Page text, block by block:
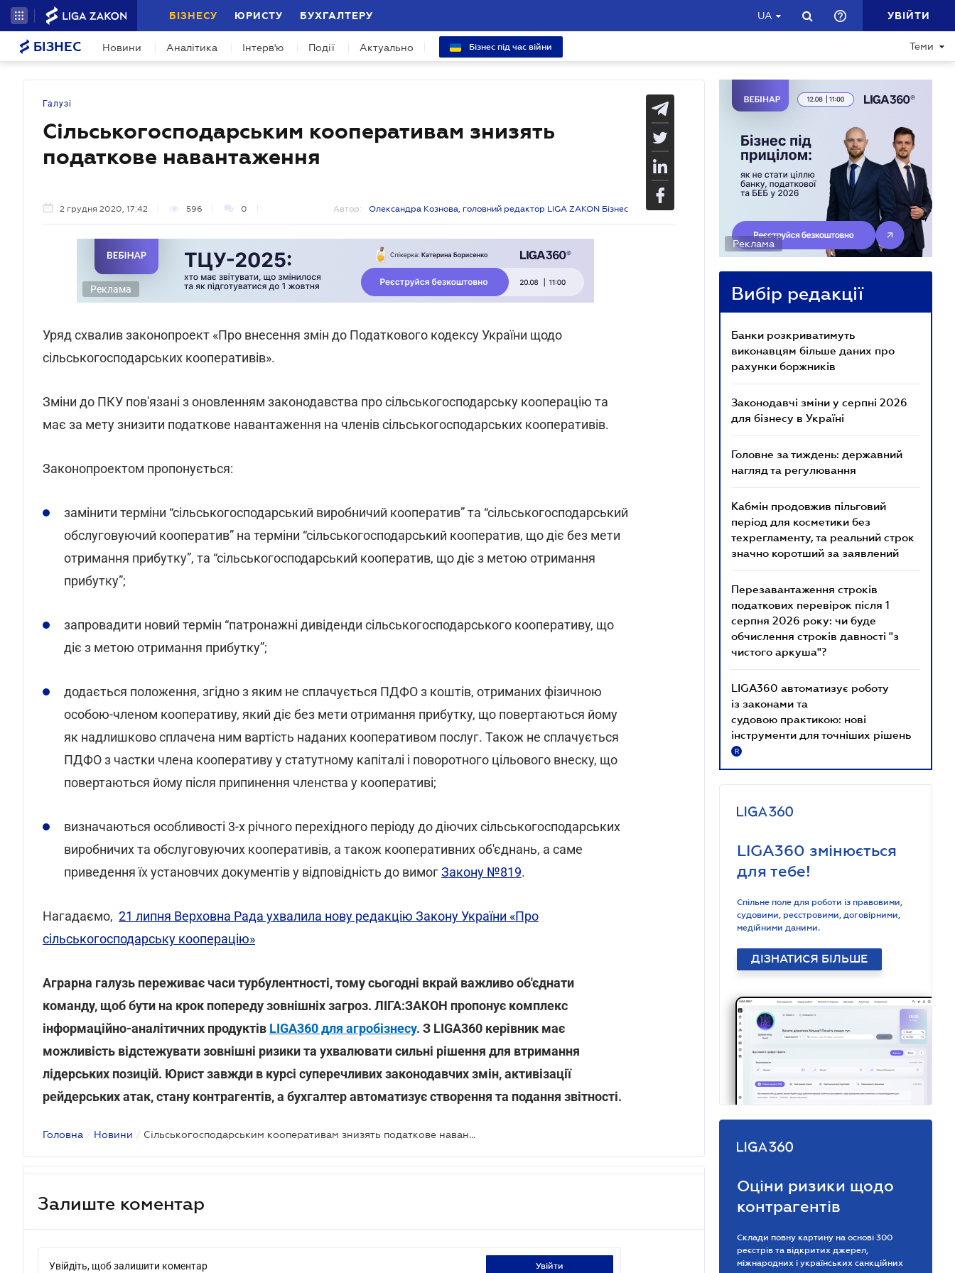
БІЗНЕСУ ЮРИСТУ БУХГАЛТЕРУ UA УВІЙТИ
БІЗНЕС Новини Аналітика Інтерв'ю Події Актуально Бізнес під час війни Теми
Галузі
Сільськогосподарським кооперативам знизять
податкове навантаження
2 грудня 2020, 17:42 596 0 Автор: Олександра Кознова, головний редактор LIGA ZAKON Бізнес
Реклама
Уряд схвалив законопроект «Про внесення змін до Податкового кодексу України щодо
сільськогосподарських кооперативів».
Зміни до ПКУ пов'язані з оновленням законодавства про сільськогосподарську кооперацію та
має за мету знизити податкове навантаження на членів сільськогосподарських кооперативів.
Законопроектом пропонується:
замінити терміни “сільськогосподарський виробничий кооператив” та “сільськогосподарський
обслуговуючий кооператив” на терміни “сільськогосподарський кооператив, що діє без мети
отримання прибутку”, та “сільськогосподарський кооператив, що діє з метою отримання
прибутку”;
запровадити новий термін “патронажні дивіденди сільськогосподарського кооперативу, що
діє з метою отримання прибутку”;
додається положення, згідно з яким не сплачується ПДФО з коштів, отриманих фізичною
особою-членом кооперативу, який діє без мети отримання прибутку, що повертаються йому
як надлишково сплачена ним вартість наданих кооперативом послуг. Також не сплачується
ПДФО з частки члена кооперативу у статутному капіталі і поворотного цільового внеску, що
повертаються йому після припинення членства у кооперативі;
визначаються особливості 3-х річного перехідного періоду до діючих сільськогосподарських
виробничих та обслуговуючих кооперативів, а також кооперативних об'єднань, а саме
приведення їх установчих документів у відповідність до вимогЗакону №819.
Нагадаємо, 21 липня Верховна Рада ухвалила нову редакцію Закону України «Про
сільськогосподарську кооперацію»
Аграрна галузь переживає часи турбулентності, тому сьогодні вкрай важливо об'єднати
команду, щоб бути на крок попереду зовнішніх загроз. ЛІГА:ЗАКОН пропонує комплекс
інформаційно-аналітичних продуктів LIGA360 для агробізнесу. З LIGA360 керівник має
можливість відстежувати зовнішні ризики та ухвалювати сильні рішення для втримання
лідерських позицій. Юрист завжди в курсі суперечливих законодавчих змін, активізації
рейдерських атак, стану контрагентів, а бухгалтер автоматизує створення та подання звітності.
Головна / Новини / Сільськогосподарським кооперативам знизять податкове навантаження
Залиште коментар
Увійдіть, щоб залишити коментар увійти
Реклама
Вибір редакції
Банки розкриватимуть
виконавцям більше даних про
рахунки боржників
Законодавчі зміни у серпні 2026
для бізнесу в Україні
Головне за тиждень: державний
нагляд та регулювання
Кабмін продовжив пільговий
період для косметики без
техрегламенту, та реальний строк
значно коротший за заявлений
Перезавантаження строків
податкових перевірок після 1
серпня 2026 року: чи буде
обчислення строків давності "з
чистого аркуша"?
LIGA360 автоматизує роботу
із законами та
судовою практикою: нові
інструменти для точніших рішень
R
LIGA360 змінюється
для тебе!
Спільне поле для роботи із правовими,
судовими, реєстровими, договірними,
медійними даними.
ДІЗНАТИСЯ БІЛЬШЕ
Оціни ризики щодо
контрагентів
Склади повну картину на основі 300
реєстрів та відкритих джерел,
міжнародних і українських санкційних